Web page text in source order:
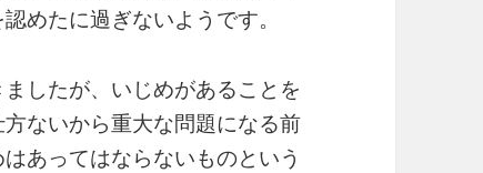
めたに過ぎないようです。
したが、いじめがあることを
ないから重大な問題になる前
あってはならないものという